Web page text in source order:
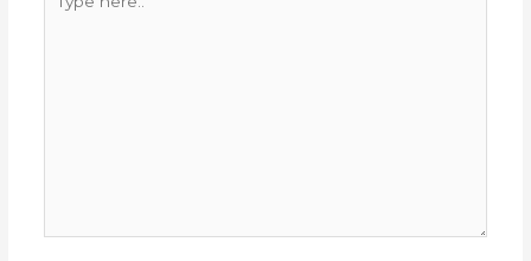
here..